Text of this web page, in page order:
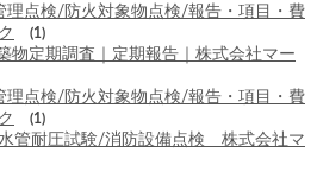
点検/防火対象物点検/報告・項目・費
(1)
物定期調査｜定期報告｜株式会社マー
点検/防火対象物点検/報告・項目・費
(1)
管耐圧試験/消防設備点検 株式会社マ